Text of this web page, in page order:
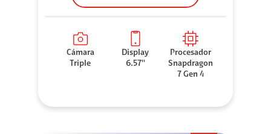
Cámara
Triple
Display
6.57''
Procesador
Snapdragon
7 Gen 4